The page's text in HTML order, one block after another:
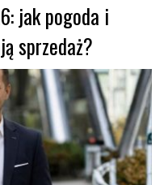
jak pogoda i
sprzedaż?